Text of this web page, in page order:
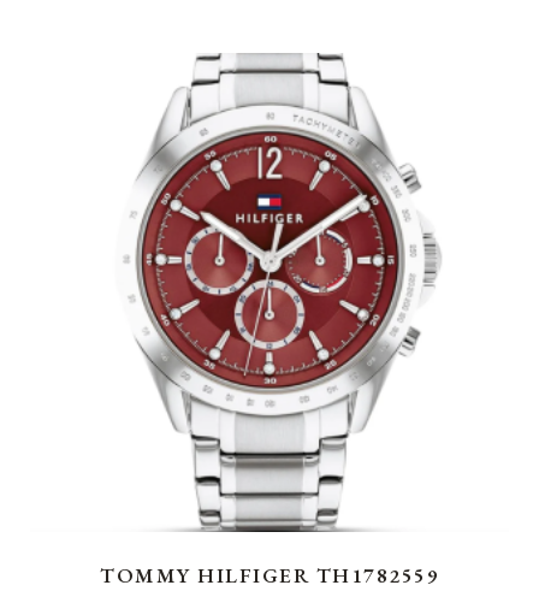
TOMMY HILFIGER TH1782559